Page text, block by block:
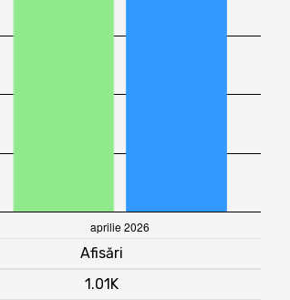
Afisări
1.01K